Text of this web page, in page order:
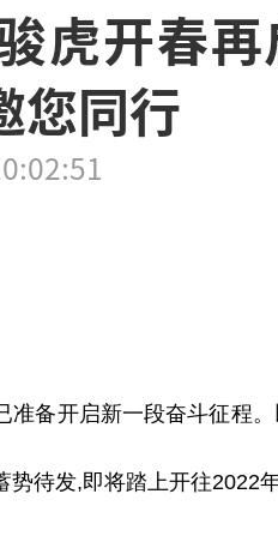
虎开春再
您同行
备开启新一段奋斗征程。
待发,即将踏上开往2022